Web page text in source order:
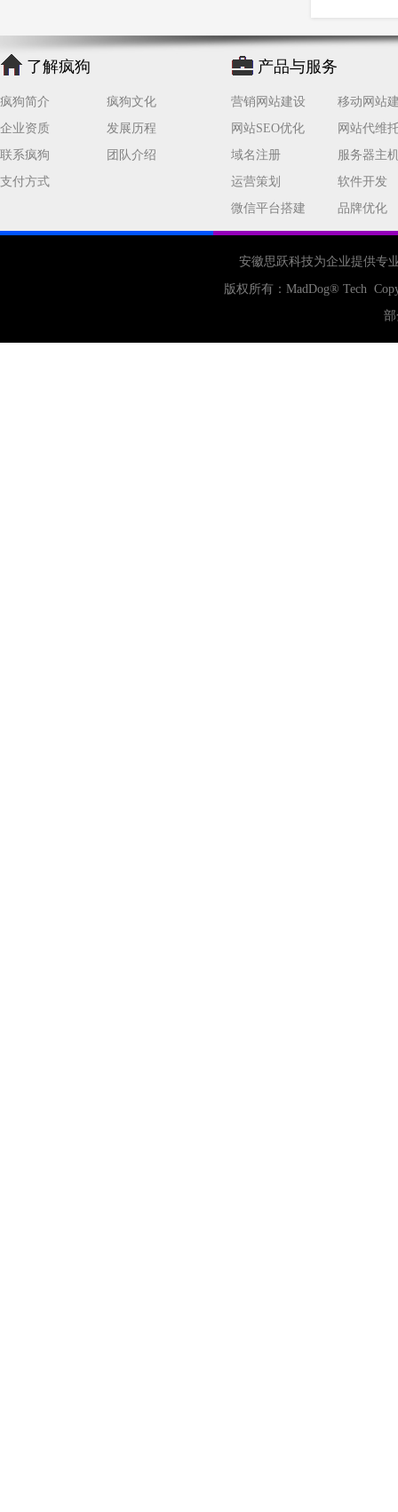
网站备案 电商 技术 原因
网页
了解疯狗
疯狗简介
疯狗文化
企业资质
发展历程
联系疯狗
团队介绍
支付方式
产品与服务
营销网站建设
移动网站
网站SEO优化
网站代维
域名注册
服务器主
运营策划
软件开发
微信平台搭建
品牌优化
安徽思跃科技为企业提供专
版权所有： MadDog® Tech